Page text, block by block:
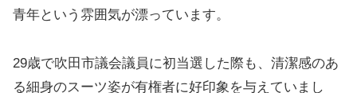
青年という雰囲気が漂っています。
29歳で吹田市議会議員に初当選した際も、清潔感のあ
る細身のスーツ姿が有権者に好印象を与えていまし